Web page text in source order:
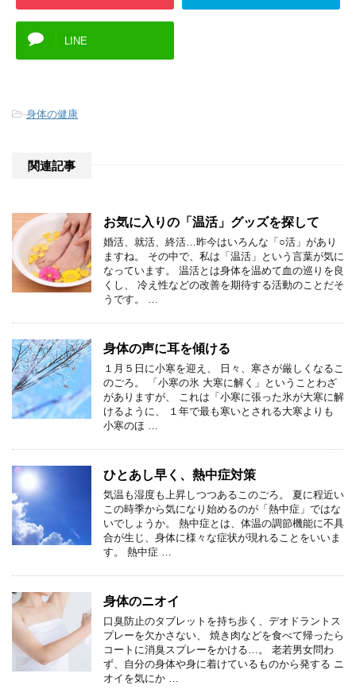
LINE
-身体の健康
関連記事
お気に入りの「温活」グッズを探して
婚活、就活、終活…昨今はいろんな「○活」があり
ますね。 その中で、私は「温活」という言葉が気に
なっています。 温活とは身体を温めて血の巡りを良
くし、 冷え性などの改善を期待する活動のことだそ
うです。 …
身体の声に耳を傾ける
１月５日に小寒を迎え、 日々、寒さが厳しくなるこ
のごろ。 「小寒の氷 大寒に解く」ということわざ
がありますが、 これは「小寒に張った氷が大寒に解
けるように、 １年で最も寒いとされる大寒よりも
小寒のほ …
ひとあし早く、熱中症対策
気温も湿度も上昇しつつあるこのごろ。 夏に程近い
この時季から気になり始めるのが「熱中症」ではな
いでしょうか。 熱中症とは、体温の調節機能に不具
合が生じ、身体に様々な症状が現れることをいいま
す。 熱中症 …
身体のニオイ
口臭防止のタブレットを持ち歩く、デオドラントス
プレーを欠かさない、 焼き肉などを食べて帰ったら
コートに消臭スプレーをかける…。 老若男女問わ
ず、自分の身体や身に着けているものから発する ニ
オイを気にか …